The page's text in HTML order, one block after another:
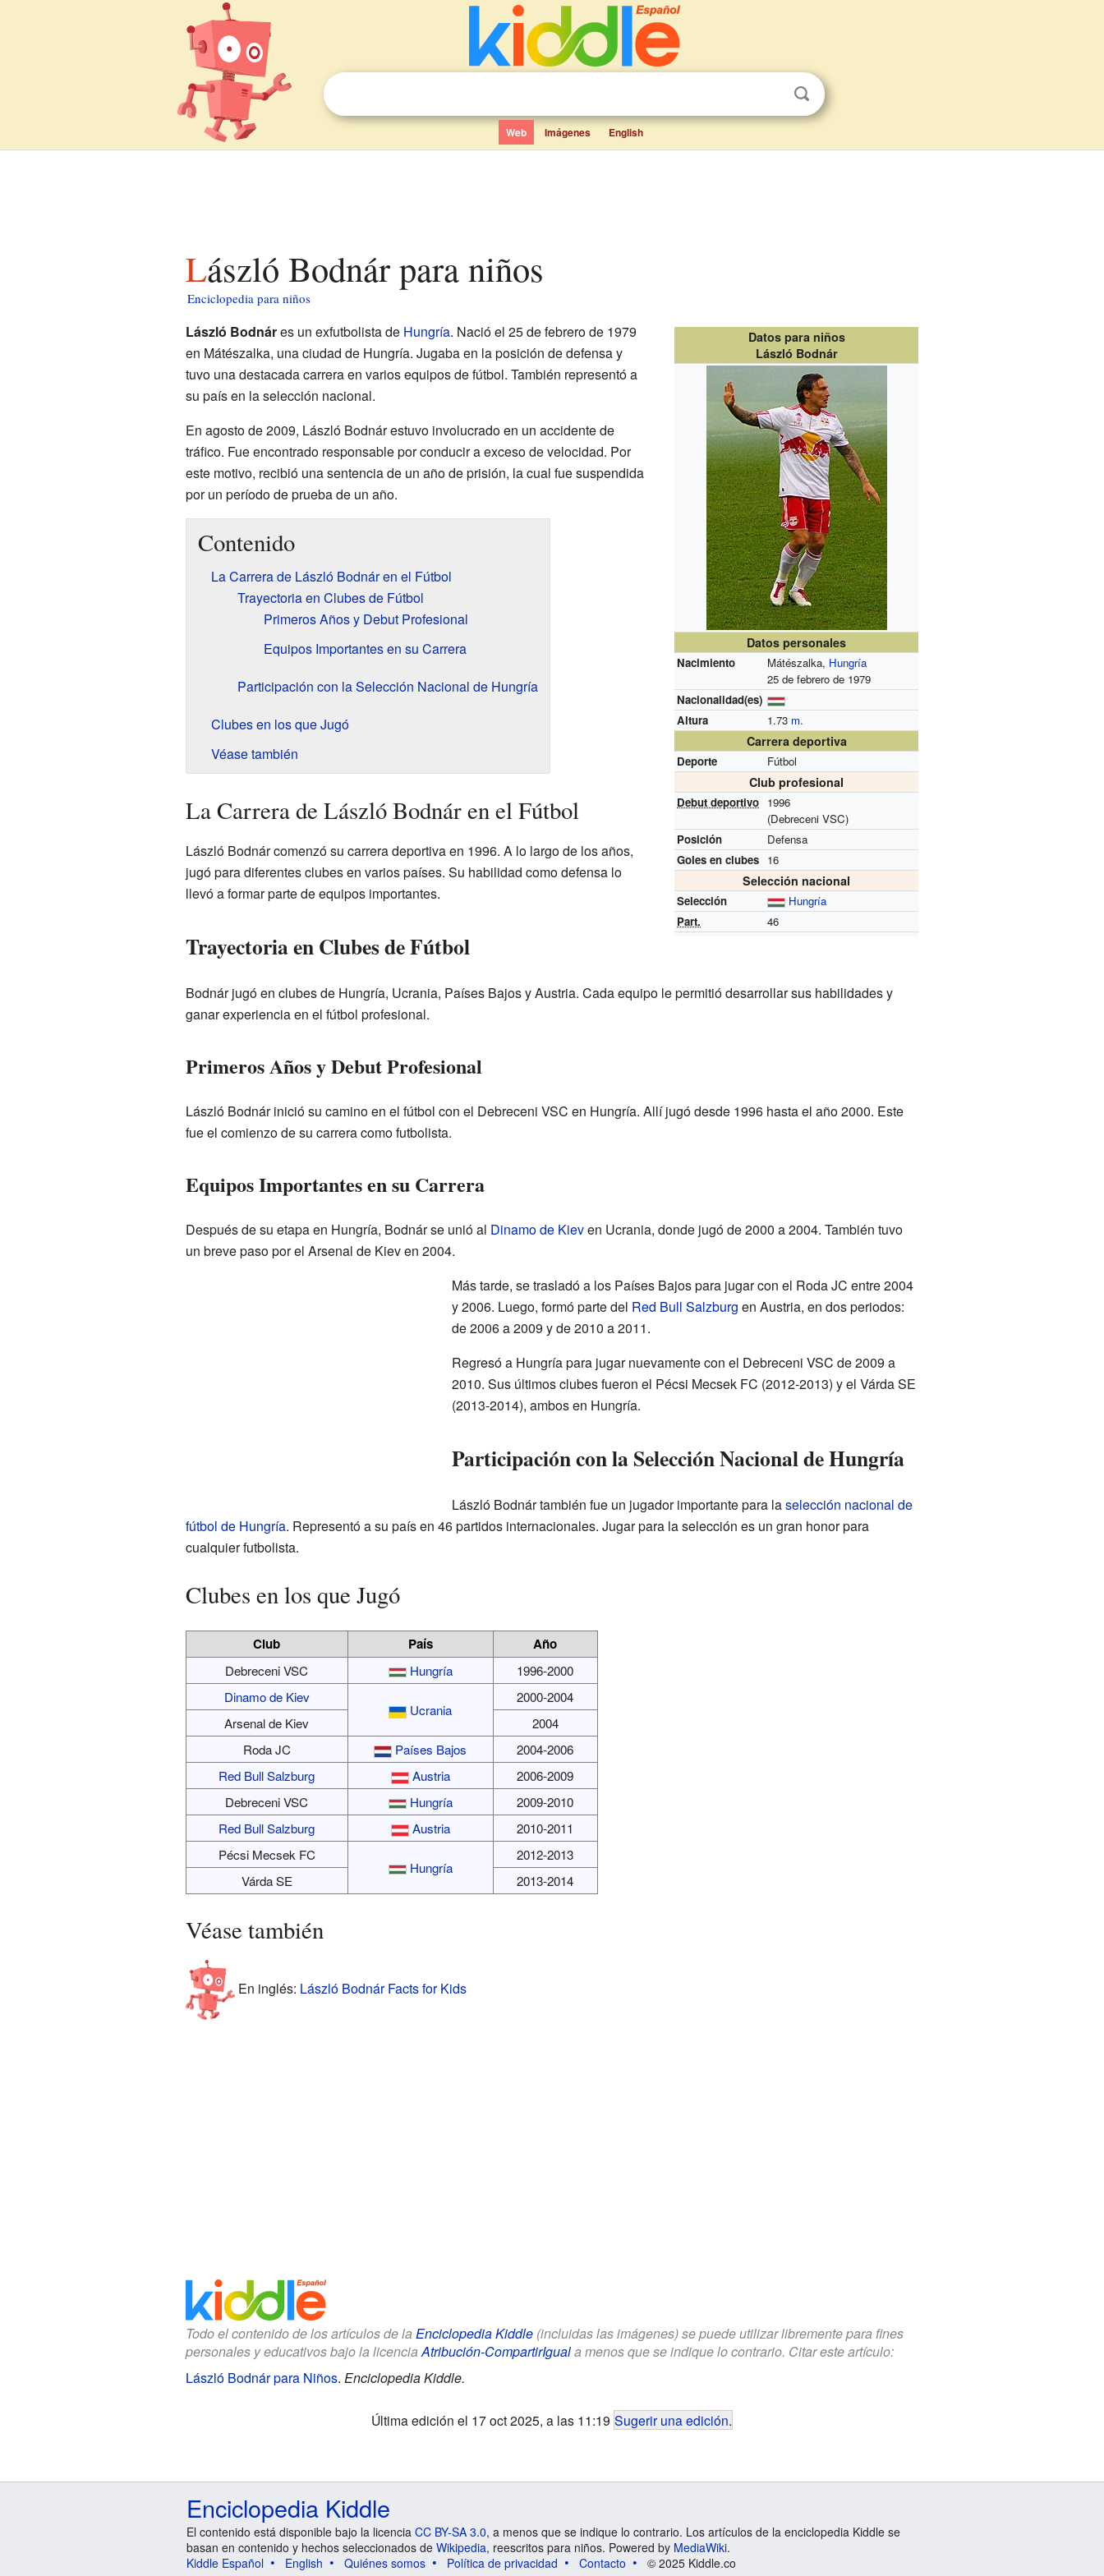
Web Imágenes English
László Bodnár para niños
Enciclopedia para niños
Datos para niños
László Bodnár
Datos personales
Nacimiento Mátészalka, Hungría
25 de febrero de 1979
Nacionalidad(es)
Altura
1.73 m.
Carrera deportiva
Deporte Fútbol
Club profesional
Debut deportivo 1996
(Debreceni VSC)
Posición
Defensa
Goles en clubes 16
Selección nacional
Selección
Hungría
Part.
46
László Bodnáres un exfutbolista de Hungría. Nació el 25 de febrero de 1979
en Mátészalka, una ciudad de Hungría. Jugaba en la posición de defensa y
tuvo una destacada carrera en varios equipos de fútbol. También representó a
su país en la selección nacional.
En agosto de 2009, László Bodnár estuvo involucrado en un accidente de
tráfico. Fue encontrado responsable por conducir a exceso de velocidad. Por
este motivo, recibió una sentencia de un año de prisión, la cual fue suspendida
por un período de prueba de un año.
Contenido
La Carrera de László Bodnár en el Fútbol
Trayectoria en Clubes de Fútbol
Primeros Años y Debut Profesional
Equipos Importantes en su Carrera
Participación con la Selección Nacional de Hungría
Clubes en los que Jugó
Véase también
La Carrera de László Bodnár en el Fútbol
László Bodnár comenzó su carrera deportiva en 1996. A lo largo de los años,
jugó para diferentes clubes en varios países. Su habilidad como defensa lo
llevó a formar parte de equipos importantes.
Trayectoria en Clubes de Fútbol
Bodnár jugó en clubes de Hungría, Ucrania, Países Bajos y Austria. Cada equipo le permitió desarrollar sus habilidades y
ganar experiencia en el fútbol profesional.
Primeros Años y Debut Profesional
László Bodnár inició su camino en el fútbol con el Debreceni VSC en Hungría. Allí jugó desde 1996 hasta el año 2000. Este
fue el comienzo de su carrera como futbolista.
Equipos Importantes en su Carrera
Después de su etapa en Hungría, Bodnár se unió al Dinamo de Kieven Ucrania, donde jugó de 2000 a 2004. También tuvo
un breve paso por el Arsenal de Kiev en 2004.
Más tarde, se trasladó a los Países Bajos para jugar con el Roda JC entre 2004
y 2006. Luego, formó parte del Red Bull Salzburg en Austria, en dos periodos:
de 2006 a 2009 y de 2010 a 2011.
Regresó a Hungría para jugar nuevamente con el Debreceni VSC de 2009 a
2010. Sus últimos clubes fueron el Pécsi Mecsek FC (2012-2013) y el Várda SE
(2013-2014), ambos en Hungría.
Participación con la Selección Nacional de Hungría
László Bodnár también fue un jugador importante para laselección nacional de
fútbol de Hungría. Representó a su país en 46 partidos internacionales. Jugar para la selección es un gran honor para
cualquier futbolista.
Clubes en los que Jugó
Club País Año
Debreceni VSC Hungría
1996-2000
Dinamo de Kiev
Ucrania
2000-2004
Arsenal de Kiev
2004
Roda JC
Países Bajos
2004-2006
Red Bull Salzburg
Austria
2006-2009
Debreceni VSC
Hungría
2009-2010
Red Bull Salzburg
Austria
2010-2011
Pécsi Mecsek FC
Hungría
2012-2013
Várda SE
2013-2014
Véase también
En inglés: László Bodnár Facts for Kids
Todo el contenido de los artículos de la Enciclopedia Kiddle(incluidas las imágenes) se puede utilizar libremente para fines
personales y educativos bajo la licenciaAtribución-CompartirIguala menos que se indique lo contrario. Citar este artículo:
László Bodnár para Niños. Enciclopedia Kiddle.
Última edición el 17 oct 2025, a las 11:19 Sugerir una edición.
Enciclopedia Kiddle
El contenido está disponible bajo la licencia CC BY-SA 3.0, a menos que se indique lo contrario. Los artículos de la enciclopedia Kiddle se
basan en contenido y hechos seleccionados de Wikipedia, reescritos para niños. Powered by MediaWiki.
Kiddle Español
English Quiénes somos Política de privacidad Contacto © 2025 Kiddle.co